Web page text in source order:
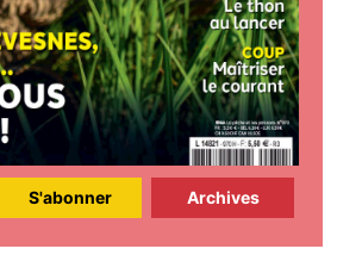
S'abonner Archives